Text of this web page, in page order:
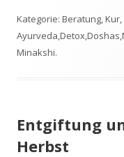
Kategorie: Beratung,Kur,
Ayurveda,Detox,Doshas,
Minakshi.
Entgiftung
Herbst